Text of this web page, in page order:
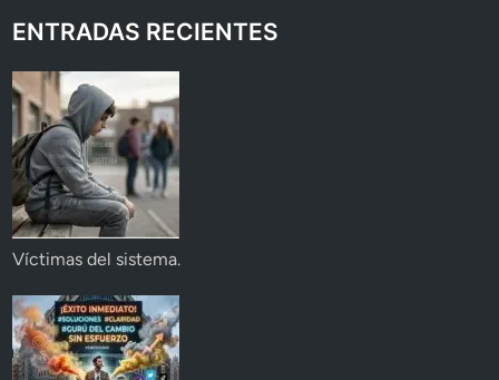
ENTRADAS RECIENTES
Víctimas del sistema.